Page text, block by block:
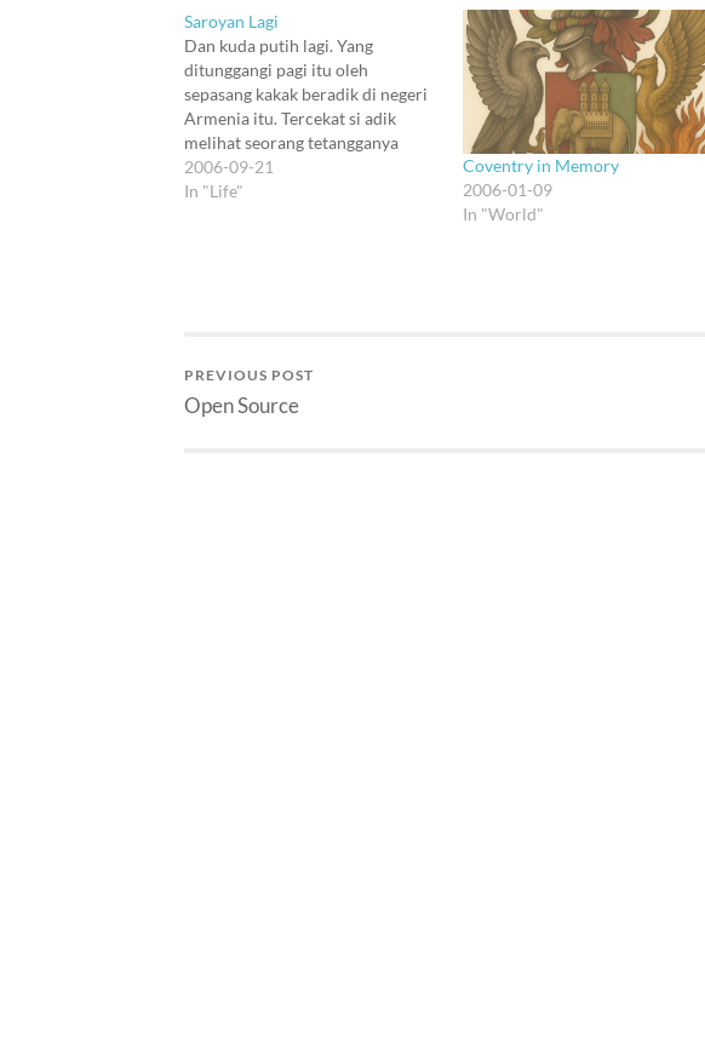
Saroyan Lagi
Dan kuda putih lagi. Yang
ditunggangi pagi itu oleh
sepasang kakak beradik di negeri
Armenia itu. Tercekat si adik
melihat seorang tetangganya
memergoki mereka bersama kuda
putih itu. Tapi si kakak
2006-09-21
In "Life"
Coventry in Memory
2006-01-09
In "World"
PREVIOUS POST
Open Source